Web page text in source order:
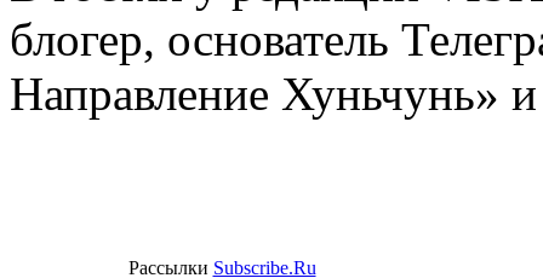
блогер, основатель
Направление Хуньчунь»
Рассылки Subscribe.Ru